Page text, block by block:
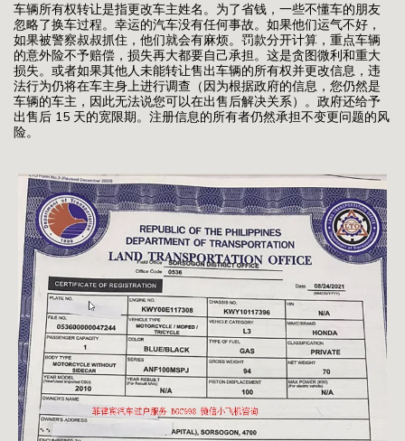
车辆所有权转让是指更改车主姓名。为了省钱，一些不懂车的朋友
忽略了换车过程。幸运的汽车没有任何事故。如果他们运气不好，
如果被警察叔叔抓住，他们就会有麻烦。罚款分开计算，重点车辆
的意外险不予赔偿，损失再大都要自己承担。这是贪图微利和重大
损失。或者如果其他人未能转让售出车辆的所有权并更改信息，违
法行为仍将在车主身上进行调查（因为根据政府的信息，您仍然是
车辆的车主，因此无法说您可以在出售后解决关系）。政府还给予
出售后 15 天的宽限期。注册信息的所有者仍然承担不变更问题的风
险。